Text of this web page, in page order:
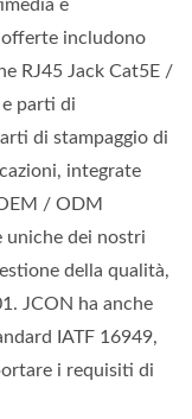
e
includono
RJ45 Jack Cat5E /
parti di
di stampaggio di
integrate
/ ODM
uniche dei nostri
della qualità,
JCON ha anche
IATF 16949,
i requisiti di